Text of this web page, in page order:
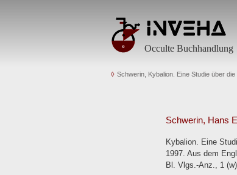
Occulte Buchhandlung
Schwerin, Kybalion. Eine Studie über
Schwerin, Hans
Kybalion. Eine
1997. Aus dem
Bl. Vlgs.-Anz., 1